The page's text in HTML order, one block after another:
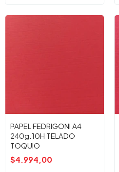
PAPEL FEDRIGONI A4
240g.10H TELADO
TOQUIO
$4.994,00